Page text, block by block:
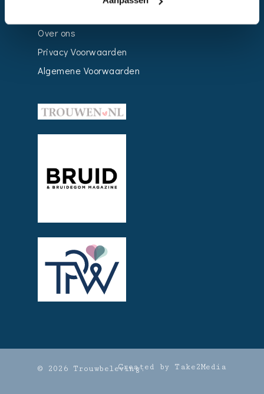
Over ons
Privacy Voorwaarden
Algemene Voorwaarden
© 2026 Trouwbeleving.Created by Take2Media